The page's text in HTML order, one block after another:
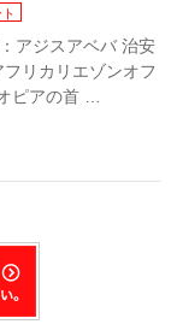
アジスアベバ 治安
リカリエゾンオフ
ピアの首 …